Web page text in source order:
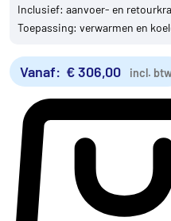
Inclusief: aanvoer- en
Toepassing: verwarmen en
Vanaf: €306,00 incl.